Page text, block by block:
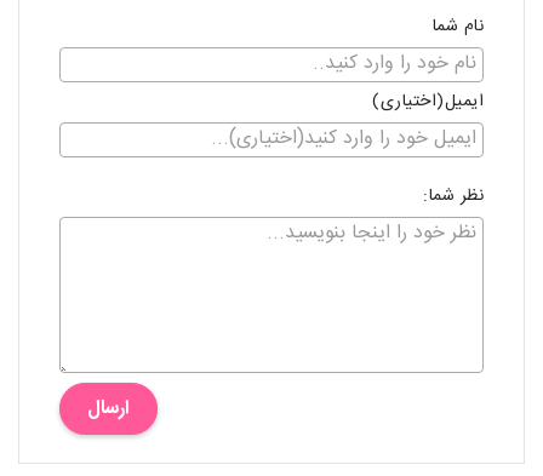
نام شما
ایمیل(اختیاری)
نظر شما:
ارسال